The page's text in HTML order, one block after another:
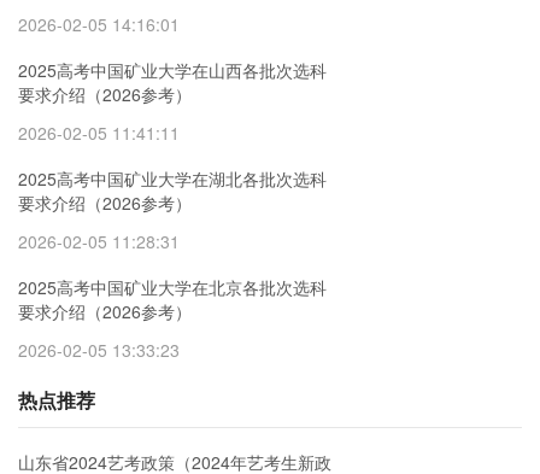
2026-02-05 14:16:01
2025高考中国矿业大学在山西各批次选科
要求介绍（2026参考）
2026-02-05 11:41:11
2025高考中国矿业大学在湖北各批次选科
要求介绍（2026参考）
2026-02-05 11:28:31
2025高考中国矿业大学在北京各批次选科
要求介绍（2026参考）
2026-02-05 13:33:23
热点推荐
山东省2024艺考政策（2024年艺考生新政